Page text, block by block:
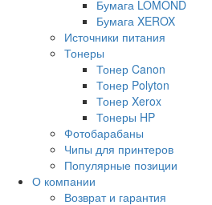
Бумага LOMOND
Бумага XEROX
Источники питания
Тонеры
Тонер Canon
Тонер Polyton
Тонер Xerox
Тонеры HP
Фотобарабаны
Чипы для принтеров
Популярные позиции
О компании
Возврат и гарантия